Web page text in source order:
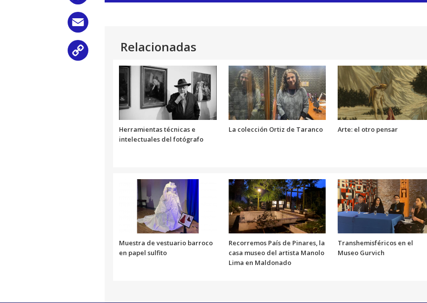
Relacionadas
Herramientas técnicas e
intelectuales del fotógrafo
La colección Ortiz de Taranco Arte: el otro pensar
Muestra de vestuario barroco
en papel sulfito
Recorremos País de Pinares, la
casa museo del artista Manolo
Lima en Maldonado
Transhemisféricos en el
Museo Gurvich